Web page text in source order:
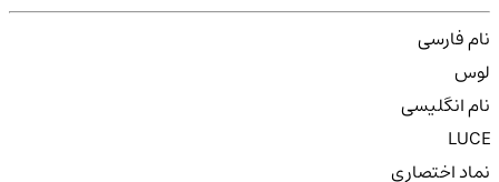
نام فارسی
لوس
نام انگلیسی
LUCE
نماد اختصاری